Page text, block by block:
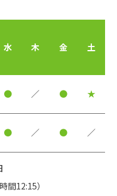
水 木 金 土
● ／ ● ★
● ／ ● ／
12:15）